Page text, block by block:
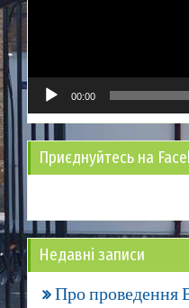
00:00
Приєднуйтесь на
Недавні записи
Про проведення